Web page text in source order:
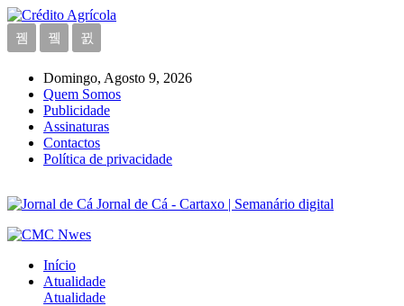
Domingo, Agosto 9, 2026
Quem Somos
Publicidade
Assinaturas
Contactos
Política de privacidade
Jornal de Cá - Cartaxo | Semanário digital
Início
Atualidade
Atualidade